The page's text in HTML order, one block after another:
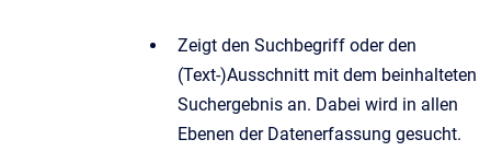
Zeigt den Suchbegriff oder den
(Text-)Ausschnitt mit dem beinhalteten
Suchergebnis an. Dabei wird in allen
Ebenen der Datenerfassung gesucht.